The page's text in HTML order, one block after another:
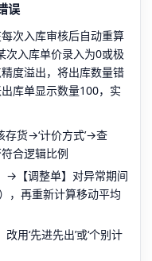
误
每次入库审核后自动重算
次入库单价录入为0或极
度溢出，将出库数量错
库单显示数量100，实
货→‘计价方式’→查
符合逻辑比例
→【调整单】对异常期间
，再重新计算移动平均
用‘先进先出’或‘个别计